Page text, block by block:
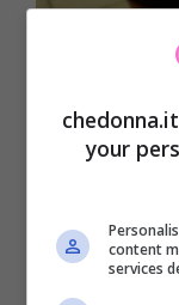
your
content
services